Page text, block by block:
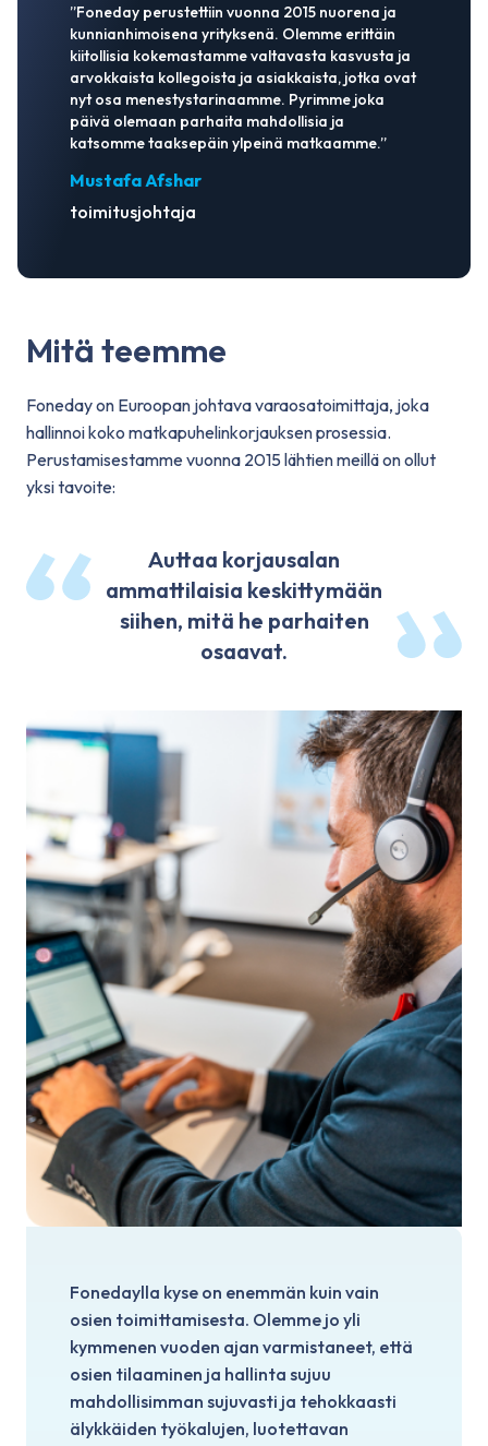
”Foneday perustettiin vuonna 2015 nuorena ja
kunnianhimoisena yrityksenä. Olemme erittäin
kiitollisia kokemastamme valtavasta kasvusta ja
arvokkaista kollegoista ja asiakkaista, jotka ovat
nyt osa menestystarinaamme. Pyrimme joka
päivä olemaan parhaita mahdollisia ja
katsomme taaksepäin ylpeinä matkaamme.”
Mustafa Afshar
toimitusjohtaja
Mitä teemme
Foneday on Euroopan johtava varaosatoimittaja, joka
hallinnoi koko matkapuhelinkorjauksen prosessia.
Perustamisestamme vuonna 2015 lähtien meillä on ollut
yksi tavoite:
Auttaa korjausalan
ammattilaisia ​​keskittymään
siihen, mitä he parhaiten
osaavat.
Fonedaylla kyse on enemmän kuin vain
osien toimittamisesta. Olemme jo yli
kymmenen vuoden ajan varmistaneet, että
osien tilaaminen ja hallinta sujuu
mahdollisimman sujuvasti ja tehokkaasti
älykkäiden työkalujen, luotettavan